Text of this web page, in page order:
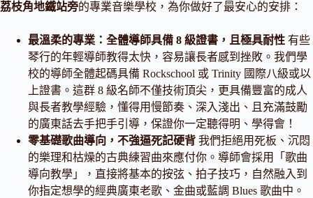
荔枝角地鐵站旁的專業音樂學校，為你做好了最安心的安排：
最溫柔的專業：全體導師具備 8 級證書，且極具耐性 有些
琴行的年輕導師教得太快，容易讓長者感到挫敗。我們學
校的導師全體起碼具備 Rockschool 或 Trinity 國際八級或以
上證書。這群 8 級名師不僅技術頂尖，更具備豐富的成人
與長者教學經驗，懂得用慢節奏、深入淺出、且充滿鼓勵
的廣東話去手把手引導，保證你一定聽得明、學得會！
零基礎歌曲導向，不強逼死記硬背 我們拒絕用死板、沉悶
的樂理和枯燥的古典練習曲來應付你。導師會採用「歌曲
導向教學」，直接將基本的按弦、拍子技巧，自然融入到
你指定想學的經典廣東老歌、金曲或藍調 Blues 歌曲中。